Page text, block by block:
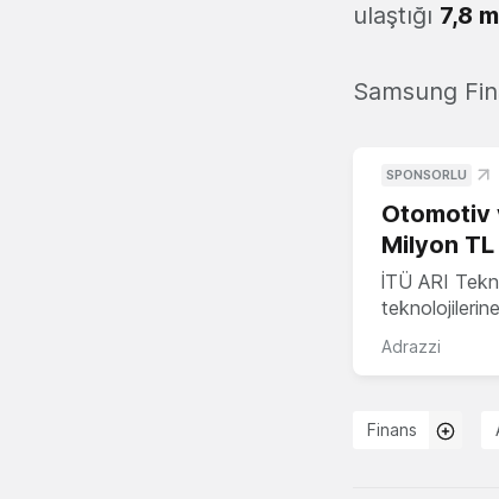
ulaştığı 7,8
Samsung
SPONSORLU
Otomotiv
Milyon
İTÜ ARI
Adrazzi
Finans